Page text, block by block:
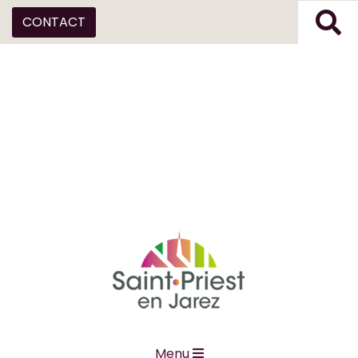
CONTACT
Menu